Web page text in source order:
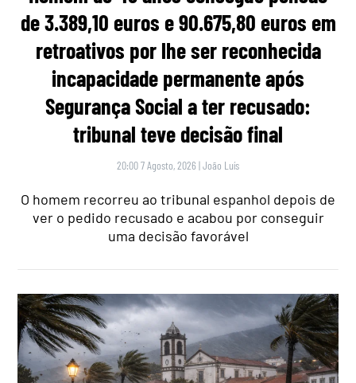
de 3.389,10 euros e 90.675,80 euros em
retroativos por lhe ser reconhecida
incapacidade permanente após
Segurança Social a ter recusado:
tribunal teve decisão final
20:00 7 Agosto, 2026 |João Luís
O homem recorreu ao tribunal espanhol depois de
ver o pedido recusado e acabou por conseguir
uma decisão favorável